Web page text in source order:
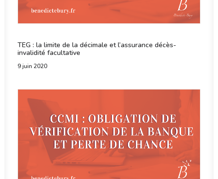
TEG : la limite de la décimale et l’assurance décès-
invalidité facultative
9 juin 2020